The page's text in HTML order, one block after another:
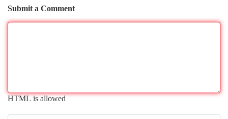
Submit a Comment
HTML is allowed